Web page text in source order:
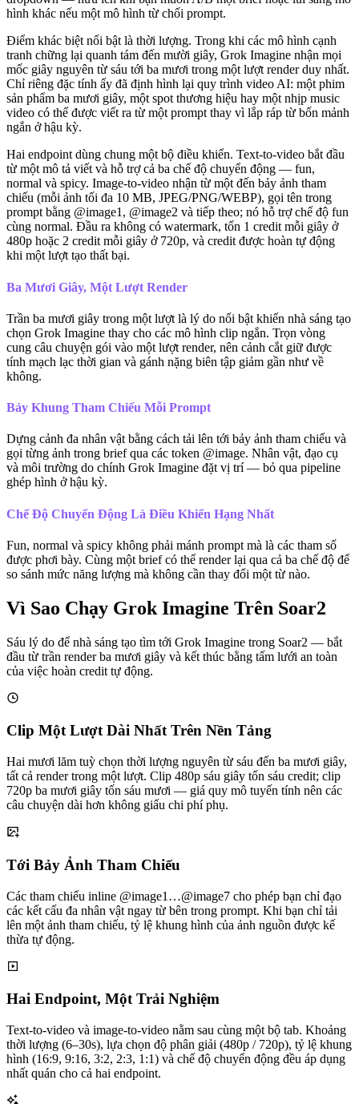
hình khác nếu một mô hình từ chối prompt.
Điểm khác biệt nổi bật là thời lượng. Trong khi các mô hình cạnh
tranh chững lại quanh tám đến mười giây, Grok Imagine nhận mọi
mốc giây nguyên từ sáu tới ba mươi trong một lượt render duy nhất.
Chỉ riêng đặc tính ấy đã định hình lại quy trình video AI: một phim
sản phẩm ba mươi giây, một spot thương hiệu hay một nhịp music
video có thể được viết ra từ một prompt thay vì lắp ráp từ bốn mảnh
ngắn ở hậu kỳ.
Hai endpoint dùng chung một bộ điều khiển. Text-to-video bắt đầu
từ một mô tả viết và hỗ trợ cả ba chế độ chuyển động — fun,
normal và spicy. Image-to-video nhận từ một đến bảy ảnh tham
chiếu (mỗi ảnh tối đa 10 MB, JPEG/PNG/WEBP), gọi tên trong
prompt bằng @image1, @image2 và tiếp theo; nó hỗ trợ chế độ fun
cùng normal. Đầu ra không có watermark, tốn 1 credit mỗi giây ở
480p hoặc 2 credit mỗi giây ở 720p, và credit được hoàn tự động
khi một lượt tạo thất bại.
Ba Mươi Giây, Một Lượt Render
Trần ba mươi giây trong một lượt là lý do nổi bật khiến nhà sáng tạo
chọn Grok Imagine thay cho các mô hình clip ngắn. Trọn vòng
cung câu chuyện gói vào một lượt render, nên cảnh cắt giữ được
tính mạch lạc thời gian và gánh nặng biên tập giảm gần như về
không.
Bảy Khung Tham Chiếu Mỗi Prompt
Dựng cảnh đa nhân vật bằng cách tải lên tới bảy ảnh tham chiếu và
gọi từng ảnh trong brief qua các token @image. Nhân vật, đạo cụ
và môi trường do chính Grok Imagine đặt vị trí — bỏ qua pipeline
ghép hình ở hậu kỳ.
Chế Độ Chuyển Động Là Điều Khiển Hạng Nhất
Fun, normal và spicy không phải mánh prompt mà là các tham số
được phơi bày. Cùng một brief có thể render lại qua cả ba chế độ để
so sánh mức năng lượng mà không cần thay đổi một từ nào.
Vì Sao Chạy Grok Imagine Trên Soar2
Sáu lý do để nhà sáng tạo tìm tới Grok Imagine trong Soar2 — bắt
đầu từ trần render ba mươi giây và kết thúc bằng tấm lưới an toàn
của việc hoàn credit tự động.
Clip Một Lượt Dài Nhất Trên Nền Tảng
Hai mươi lăm tuỳ chọn thời lượng nguyên từ sáu đến ba mươi giây,
tất cả render trong một lượt. Clip 480p sáu giây tốn sáu credit; clip
720p ba mươi giây tốn sáu mươi — giá quy mô tuyến tính nên các
câu chuyện dài hơn không giấu chi phí phụ.
Tới Bảy Ảnh Tham Chiếu
Các tham chiếu inline @image1…@image7 cho phép bạn chỉ đạo
các kết cấu đa nhân vật ngay từ bên trong prompt. Khi bạn chỉ tải
lên một ảnh tham chiếu, tỷ lệ khung hình của ảnh nguồn được kế
thừa tự động.
Hai Endpoint, Một Trải Nghiệm
Text-to-video và image-to-video nằm sau cùng một bộ tab. Khoảng
thời lượng (6–30s), lựa chọn độ phân giải (480p / 720p), tỷ lệ khung
hình (16:9, 9:16, 3:2, 2:3, 1:1) và chế độ chuyển động đều áp dụng
nhất quán cho cả hai endpoint.